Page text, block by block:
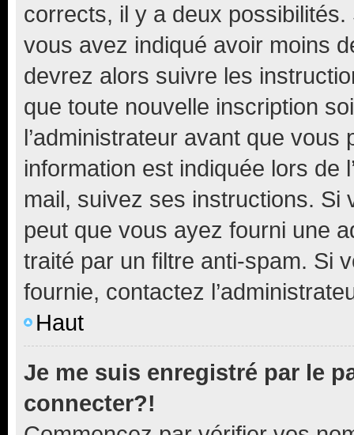
corrects, il y a deux
vous avez indiqué avoir moins
devrez alors suivre les
que toute nouvelle inscription
l’administrateur avant que
information est indiquée lors de
mail, suivez ses instructions. Si
peut que vous ayez fourni une
traité par un filtre anti-spam. Si
fournie, contactez
Haut
Je me suis enregistré par le
connecter?!